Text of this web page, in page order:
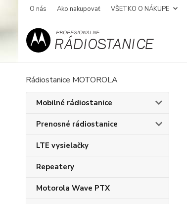
O nás Ako nakupovať VŠETKO O NÁKUPE
Rádiostanice MOTOROLA
Mobilné rádiostanice
Prenosné rádiostanice
LTE vysielačky
Repeatery
Motorola Wave PTX